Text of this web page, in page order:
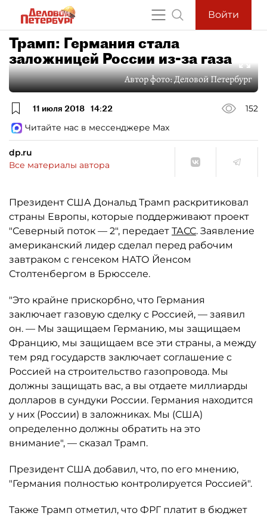
Войти
Трамп: Германия стала
заложницей России из-за газа
Автор фото:Деловой Петербург
11 июля 2018 14:22
152
Читайте нас в мессенджере Max
dp.ru
Все материалы автора
Президент США Дональд Трамп раскритиковал
страны Европы, которые поддерживают проект
"Северный поток — 2", передает ТАСС. Заявление
американский лидер сделал перед рабочим
завтраком с генсеком НАТО Йенсом
Столтенбергом в Брюсселе.
"Это крайне прискорбно, что Германия
заключает газовую сделку с Россией, — заявил
он. — Мы защищаем Германию, мы защищаем
Францию, мы защищаем все эти страны, а между
тем ряд государств заключает соглашение с
Россией на строительство газопровода. Мы
должны защищать вас, а вы отдаете миллиарды
долларов в сундуки России. Германия находится
у них (России) в заложниках. Мы (США)
определенно должны обратить на это
внимание", — сказал Трамп.
Президент США добавил, что, по его мнению,
"Германия полностью контролируется Россией".
Также Трамп отметил, что ФРГ платит в бюджет